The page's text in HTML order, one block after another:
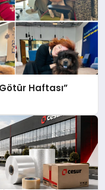
Haftası”